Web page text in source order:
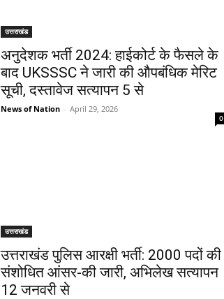
उत्तराखंड
अनुदेशक भर्ती 2024: हाईकोर्ट के फैसले के
बाद UKSSSC ने जारी की औपबंधिक मेरिट
सूची, दस्तावेज सत्यापन 5 से
News of Nation - April 29, 2026
0
उत्तराखंड
उत्तराखंड पुलिस आरक्षी भर्ती: 2000 पदों की
संशोधित आंसर-की जारी, अभिलेख सत्यापन
12 जनवरी से